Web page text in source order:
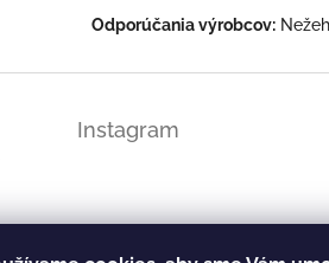
Odporúčania výrobcov:
Instagram